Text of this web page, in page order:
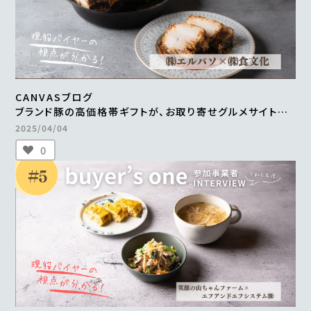
CANVASブログ
ブランド豚の高価格帯ギフトが、お取り寄せグルメサイトに
掲載。
継続的な販売や新商品の開発も進行中
＜from buyer’s one＞
2025/04/04
0